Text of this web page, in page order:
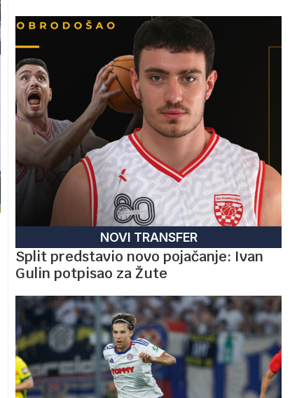
NOVI TRANSFER
Split predstavio novo pojačanje: Ivan
Gulin potpisao za Žute